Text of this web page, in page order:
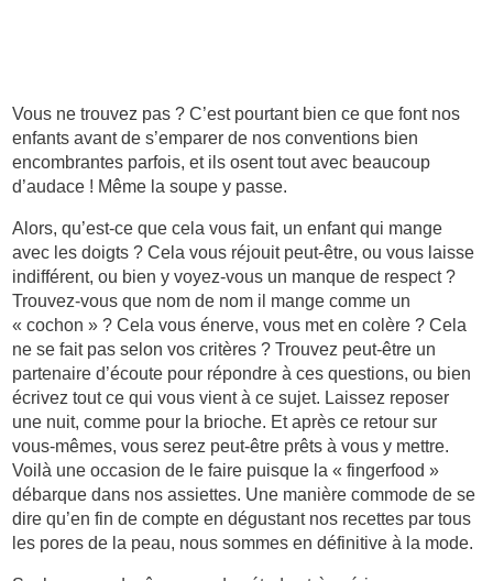
Vous ne trouvez pas ? C’est pourtant bien ce que font nos
enfants avant de s’emparer de nos conventions bien
encombrantes parfois, et ils osent tout avec beaucoup
d’audace ! Même la soupe y passe.
Alors, qu’est-ce que cela vous fait, un enfant qui mange
avec les doigts ? Cela vous réjouit peut-être, ou vous laisse
indifférent, ou bien y voyez-vous un manque de respect ?
Trouvez-vous que nom de nom il mange comme un
« cochon » ? Cela vous énerve, vous met en colère ? Cela
ne se fait pas selon vos critères ? Trouvez peut-être un
partenaire d’écoute pour répondre à ces questions, ou bien
écrivez tout ce qui vous vient à ce sujet. Laissez reposer
une nuit, comme pour la brioche. Et après ce retour sur
vous-mêmes, vous serez peut-être prêts à vous y mettre.
Voilà une occasion de le faire puisque la « fingerfood »
débarque dans nos assiettes. Une manière commode de se
dire qu’en fin de compte en dégustant nos recettes par tous
les pores de la peau, nous sommes en définitive à la mode.